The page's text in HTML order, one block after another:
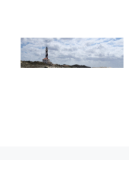
contingut